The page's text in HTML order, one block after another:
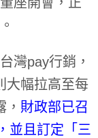
灣pay行銷，
大幅拉高至每
財政部已召
並且訂定「三